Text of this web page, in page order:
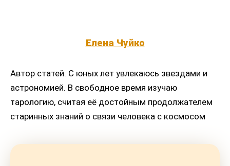
Елена Чуйко
Автор статей. С юных лет увлекаюсь звездами и
астрономией. В свободное время изучаю
тарологию, считая её достойным продолжателем
старинных знаний о связи человека с космосом